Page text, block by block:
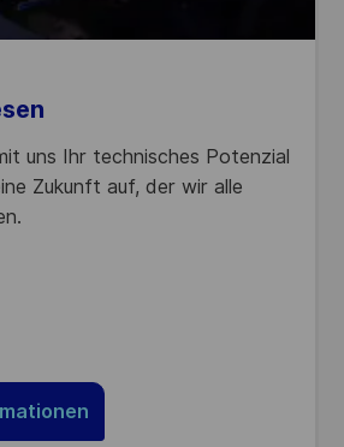
uns Ihr technisches Potenzial
Zukunft auf, der wir alle